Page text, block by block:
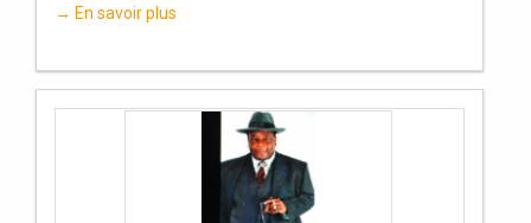
→ En savoir plus